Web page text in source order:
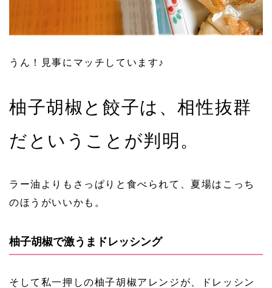
うん！見事にマッチしています♪
柚子胡椒と餃子は、相性抜群
だということが判明。
ラー油よりもさっぱりと食べられて、夏場はこっち
のほうがいいかも。
柚子胡椒で激うまドレッシング
そして私一押しの柚子胡椒アレンジが、ドレッシン